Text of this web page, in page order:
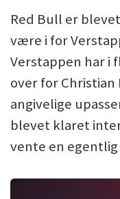
Red Bull er
være i for
Verstappen har i
over for Christian
angivelige
blevet klaret
vente en egentlig